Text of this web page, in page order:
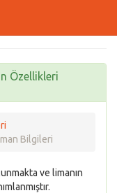
Özellikleri
Bilgileri
ve limanın